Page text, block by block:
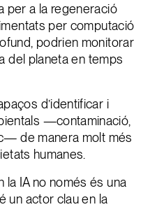
per a la regeneració
per computació
podrien monitorar
del planeta en temps
d’identificar i
—contaminació,
de manera molt més
humanes.
la IA no només és una
un actor clau en la